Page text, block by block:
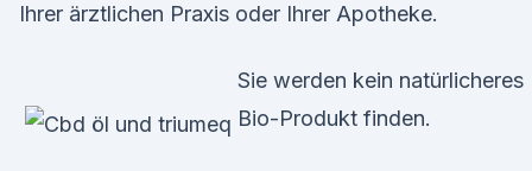
Ihrer ärztlichen Praxis oder Ihrer Apotheke.
Sie werden kein natürlicheres
Bio-Produkt finden.